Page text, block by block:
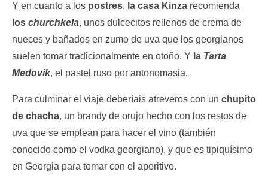
Y en cuanto a los postres, la casa Kinza recomienda
los churchkela, unos dulcecitos rellenos de crema de
nueces y bañados en zumo de uva que los georgianos
suelen tomar tradicionalmente en otoño. Y la Tarta
Medovik, el pastel ruso por antonomasia.
Para culminar el viaje deberíais atreveros con un chupito
de chacha, un brandy de orujo hecho con los restos de
uva que se emplean para hacer el vino (también
conocido como el vodka georgiano), y que es tipiquísimo
en Georgia para tomar con el aperitivo.